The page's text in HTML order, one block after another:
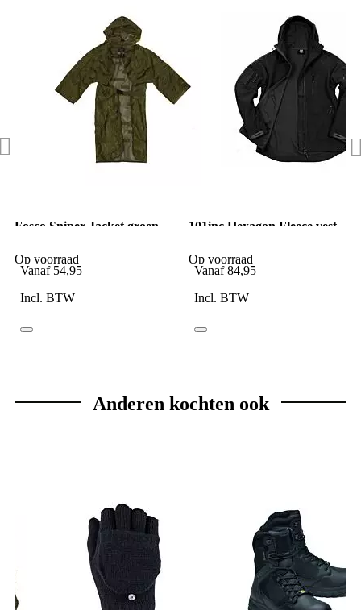
Fosco Sniper Jacket groen
Op voorraad
Vanaf 54,95
Incl. BTW
101inc Hexagon Fleece vest
Op voorraad
Vanaf 84,95
Incl. BTW
Anderen kochten ook